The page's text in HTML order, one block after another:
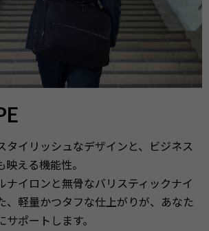
タイリッシュなデザインと、ビジネス
える機能性。
ナイロンと無骨なバリスティックナイ
、軽量かつタフな仕上がりが、あなた
ポートします。